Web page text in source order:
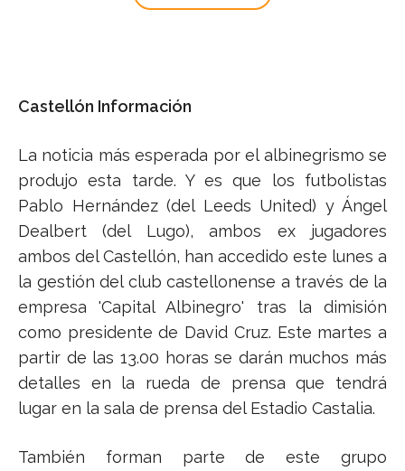
Castellón Información
La noticia más esperada por el albinegrismo se
produjo esta tarde. Y es que los futbolistas
Pablo Hernández (del Leeds United) y Ángel
Dealbert (del Lugo), ambos ex jugadores
ambos del Castellón, han accedido este lunes a
la gestión del club castellonense a través de la
empresa 'Capital Albinegro' tras la dimisión
como presidente de David Cruz. Este martes a
partir de las 13.00 horas se darán muchos más
detalles en la rueda de prensa que tendrá
lugar en la sala de prensa del Estadio Castalia.
También forman parte de este grupo